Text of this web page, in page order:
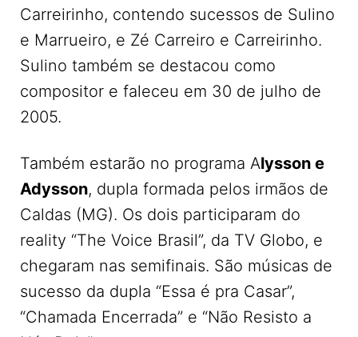
Carreirinho, contendo sucessos de Sulino
e Marrueiro, e Zé Carreiro e Carreirinho.
Sulino também se destacou como
compositor e faleceu em 30 de julho de
2005.
Também estarão no programa Alysson e
Adysson, dupla formada pelos irmãos de
Caldas (MG). Os dois participaram do
reality “The Voice Brasil”, da TV Globo, e
chegaram nas semifinais. São músicas de
sucesso da dupla “Essa é pra Casar”,
“Chamada Encerrada” e “Não Resisto a